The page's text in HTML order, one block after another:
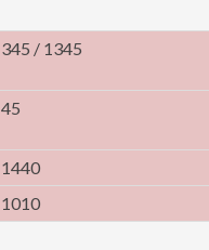
345 / 1345
45
1440
1010